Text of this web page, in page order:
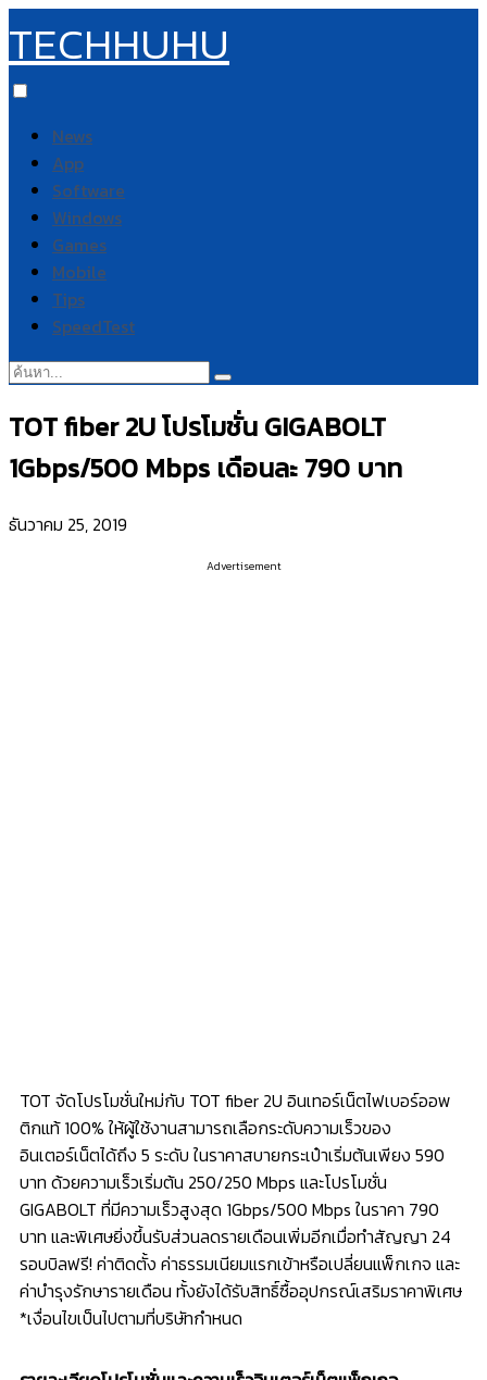
TECHHUHU
News
App
Software
Windows
Games
Mobile
Tips
SpeedTest
ค้นหา:
TOT fiber 2U โปรโมชั่น GIGABOLT
1Gbps/500 Mbps เดือนละ 790 บาท
ธันวาคม 25, 2019
Advertisement
TOT จัดโปรโมชั่นใหม่กับ TOT fiber 2U อินเทอร์เน็ตไฟเบอร์ออพ
ติกแท้ 100% ให้ผู้ใช้งานสามารถเลือกระดับความเร็วของ
อินเตอร์เน็ตได้ถึง 5 ระดับ ในราคาสบายกระเป๋าเริ่มต้นเพียง 590
บาท ด้วยความเร็วเริ่มต้น 250/250 Mbps และโปรโมชั่น
GIGABOLT ที่มีความเร็วสูงสุด 1Gbps/500 Mbps ในราคา 790
บาท และพิเศษยิ่งขึ้นรับส่วนลดรายเดือนเพิ่มอีกเมื่อทำสัญญา 24
รอบบิลฟรี! ค่าติดตั้ง ค่าธรรมเนียมแรกเข้าหรือเปลี่ยนแพ็กเกจ และ
ค่าบำรุงรักษารายเดือน ทั้งยังได้รับสิทธิ์ซื้ออุปกรณ์เสริมราคาพิเศษ
*เงื่อนไขเป็นไปตามที่บริษัทกำหนด